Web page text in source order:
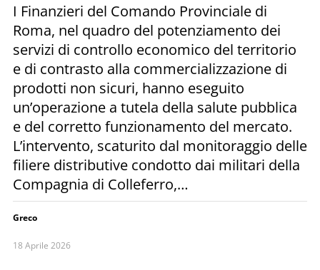
I Finanzieri del Comando Provinciale di
Roma, nel quadro del potenziamento dei
servizi di controllo economico del territorio
e di contrasto alla commercializzazione di
prodotti non sicuri, hanno eseguito
un’operazione a tutela della salute pubblica
e del corretto funzionamento del mercato.
L’intervento, scaturito dal monitoraggio delle
filiere distributive condotto dai militari della
Compagnia di Colleferro,…
Greco
18 Aprile 2026